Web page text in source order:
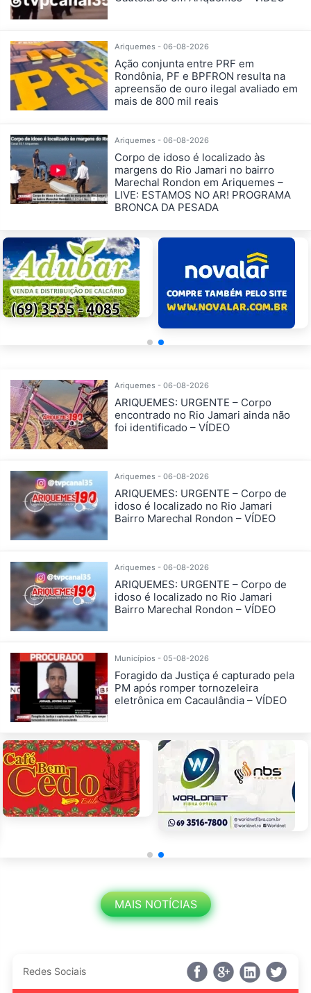
Ariquemes - 06-08-2026
Ação conjunta entre PRF em
Rondônia, PF e BPFRON resulta na
apreensão de ouro ilegal avaliado em
mais de 800 mil reais
Ariquemes - 06-08-2026
Corpo de idoso é localizado às
margens do Rio Jamari no bairro
Marechal Rondon em Ariquemes –
LIVE: ESTAMOS NO AR! PROGRAMA
BRONCA DA PESADA
Ariquemes - 06-08-2026
ARIQUEMES: URGENTE – Corpo
encontrado no Rio Jamari ainda não
foi identificado – VÍDEO
Ariquemes - 06-08-2026
ARIQUEMES: URGENTE – Corpo de
idoso é localizado no Rio Jamari
Bairro Marechal Rondon – VÍDEO
Ariquemes - 06-08-2026
ARIQUEMES: URGENTE – Corpo de
idoso é localizado no Rio Jamari
Bairro Marechal Rondon – VÍDEO
Municípios - 05-08-2026
Foragido da Justiça é capturado pela
PM após romper tornozeleira
eletrônica em Cacaulândia – VÍDEO
MAIS NOTÍCIAS
Redes Sociais